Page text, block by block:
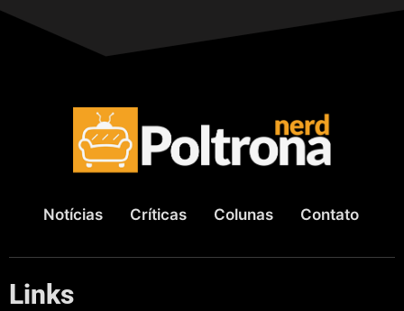
Notícias Críticas Colunas Contato
Links